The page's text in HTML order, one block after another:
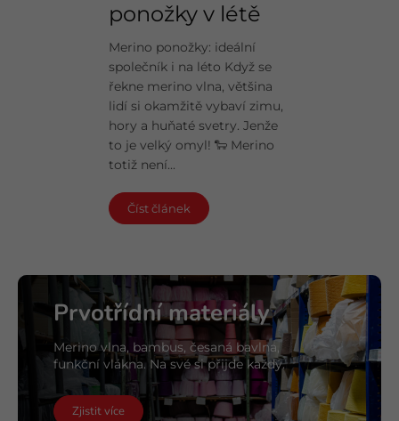
ponožky v létě
Merino ponožky: ideální
společník i na léto Když se
řekne merino vlna, většina
lidí si okamžitě vybaví zimu,
hory a huňaté svetry. Jenže
to je velký omyl! 🐑 Merino
totiž není...
Číst článek
Prvotřídní materiály
Merino vlna, bambus, česaná bavlna,
funkční vlákna. Na své si přijde každý.
Zjistit více